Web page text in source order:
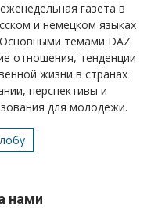
газета в
и немецком языках
темами DAZ
отношения, тенденции
жизни в странах
перспективы и
для молодежи.
нами